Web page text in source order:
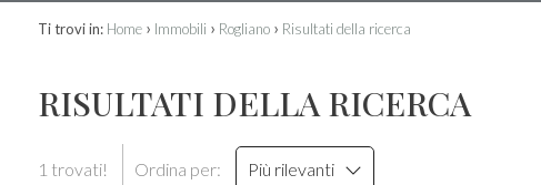
Ti trovi in: Home › Immobili › Rogliano › Risultati della ricerca
RISULTATI DELLA RICERCA
1 trovati! Ordina per: Più rilevanti